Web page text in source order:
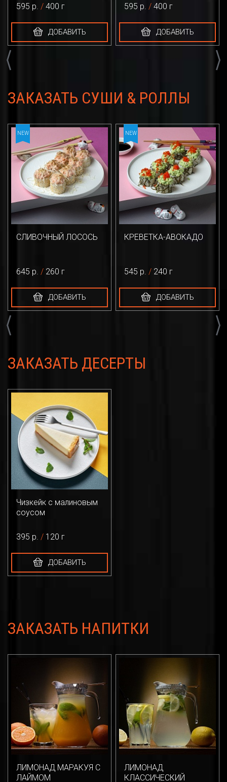
595 р. / 400 г
ДОБАВИТЬ
595 р. / 400 г
ДОБАВИТЬ
ЗАКАЗАТЬ СУШИ & РОЛЛЫ
NEW
СЛИВОЧНЫЙ ЛОСОСЬ
645 р. / 260 г
ДОБАВИТЬ
NEW
КРЕВЕТКА-АВОКАДО
545 р. / 240 г
ДОБАВИТЬ
ЗАКАЗАТЬ ДЕСЕРТЫ
Чизкейк с малиновым
соусом
395 р. / 120 г
ДОБАВИТЬ
ЗАКАЗАТЬ НАПИТКИ
ЛИМОНАД МАРАКУЯ С
ЛАЙМОМ
ЛИМОНАД
КЛАССИЧЕСКИЙ